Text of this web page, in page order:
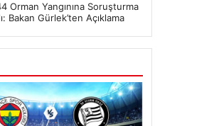
Orman Yangınına Soruşturma
Bakan Gürlek’ten Açıklama